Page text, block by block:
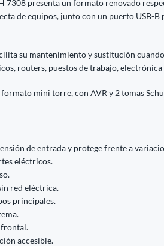
7308 presenta un formato renovado
de equipos, junto con un puerto
su mantenimiento y sustitución
routers, puestos de trabajo,
mini torre, con AVR y 2 tomas
de entrada y protege frente a
eléctricos.
red eléctrica.
principales.
frontal.
accesible.